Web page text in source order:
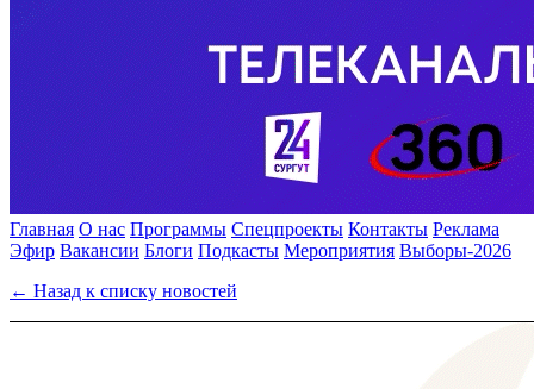
Главная О нас Программы Спецпроекты Контакты Реклама
Эфир Вакансии Блоги Подкасты Мероприятия Выборы-2026
← Назад к списку новостей